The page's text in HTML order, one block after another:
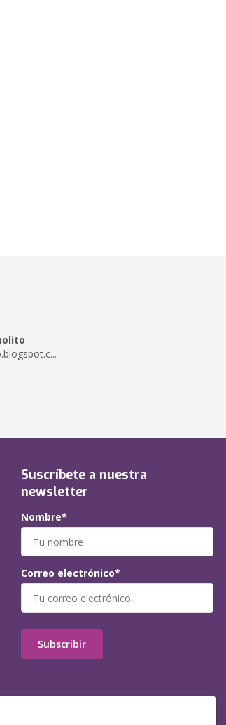
Suscríbete a nuestra
newsletter
Nombre*
Correo electrónico*
Subscribir